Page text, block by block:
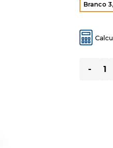
Branco
-